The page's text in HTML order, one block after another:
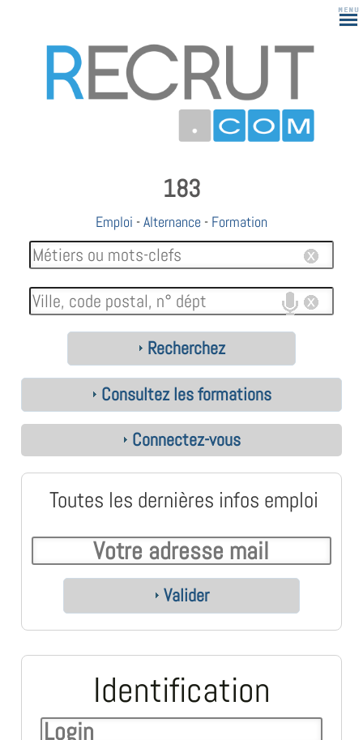
183
Emploi -Alternance - Formation
Recherchez
Consultez les formations
Connectez-vous
Toutes les dernières infos emploi
Valider
Identification